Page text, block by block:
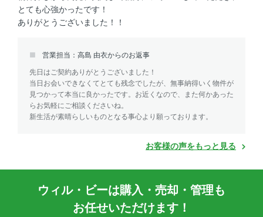
とても心強かったです！
ありがとうございました！！
営業担当：高島 由衣からのお返事
先日はご契約ありがとうございました！
当日お会いできなくてとても残念でしたが、無事納得いく物件が
見つかって本当に良かったです。お近くなので、また何かあった
らお気軽にご相談くださいね。
新生活が素晴らしいものとなる事心より願っております。
お客様の声をもっと見る
ウィル・ビーは購入・売却・管理も
お任せいただけます！